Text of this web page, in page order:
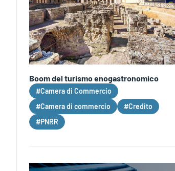
Boom del turismo enogastronomico
#Camera di Commercio
#Camera di commercio
#Credito
#PNRR